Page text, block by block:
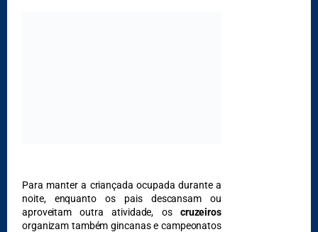
Para manter a criançada ocupada durante a
noite, enquanto os pais descansam ou
aproveitam outra atividade, os cruzeiros
organizam também gincanas e campeonatos